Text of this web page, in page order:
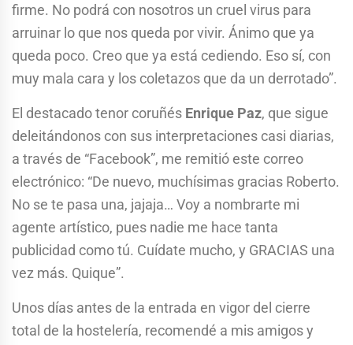
firme. No podrá con nosotros un cruel virus para
arruinar lo que nos queda por vivir. Ánimo que ya
queda poco. Creo que ya está cediendo. Eso sí, con
muy mala cara y los coletazos que da un derrotado”.
El destacado tenor coruñés Enrique Paz, que sigue
deleitándonos con sus interpretaciones casi diarias,
a través de “Facebook”, me remitió este correo
electrónico: “De nuevo, muchísimas gracias Roberto.
No se te pasa una, jajaja… Voy a nombrarte mi
agente artístico, pues nadie me hace tanta
publicidad como tú. Cuídate mucho, y GRACIAS una
vez más. Quique”.
Unos días antes de la entrada en vigor del cierre
total de la hostelería, recomendé a mis amigos y